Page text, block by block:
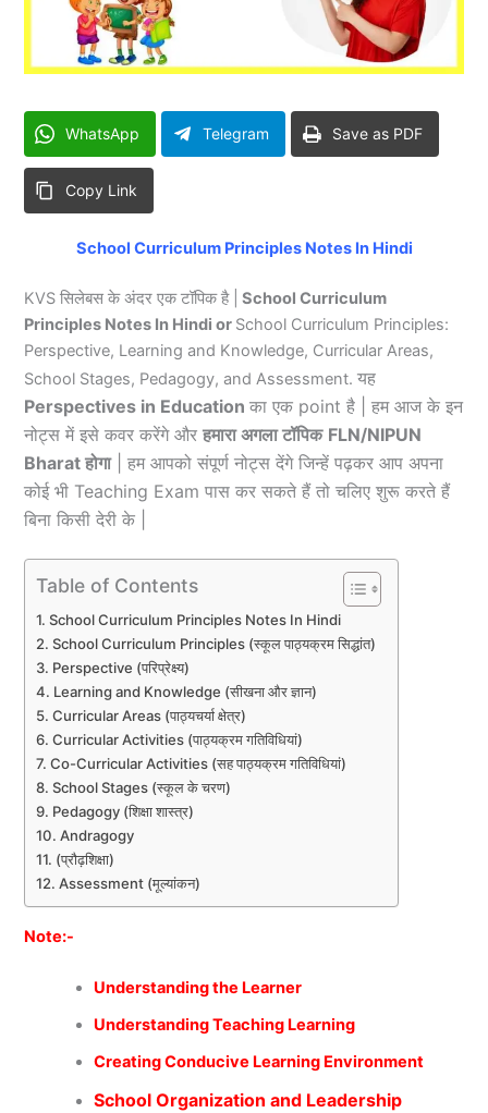
WhatsApp Telegram Save as PDF
Copy Link
School Curriculum Principles Notes In Hindi
KVS सिलेबस के अंदर एक टॉपिक है |
School Curriculum
Principles Notes In Hindi or School Curriculum Principles:
Perspective, Learning and Knowledge, Curricular Areas,
School Stages, Pedagogy, and Assessment. यह
Perspectives in Educationका एक point है | हम आज के इन
नोट्स में इसे कवर करेंगे औरहमारा अगला टॉपिक FLN/NIPUN
Bharat होगा| हम आपको संपूर्ण नोट्स देंगे जिन्हें पढ़कर आप अपना
कोई भी Teaching Exam पास कर सकते हैं तो चलिए शुरू करते हैं
बिना किसी देरी के |
Table of Contents
School Curriculum Principles Notes In Hindi
School Curriculum Principles (स्कूल पाठ्यक्रम सिद्धांत)
Perspective (परिप्रेक्ष्य)
Learning and Knowledge (सीखना और ज्ञान)
Curricular Areas (पाठ्यचर्या क्षेत्र)
Curricular Activities (पाठ्यक्रम गतिविधियां)
Co-Curricular Activities (सह पाठ्यक्रम गतिविधियां)
School Stages (स्कूल के चरण)
Pedagogy (शिक्षा शास्त्र)
Andragogy
(प्रौढ़शिक्षा)
Assessment (मूल्यांकन)
Note:-
Understanding the Learner
Understanding Teaching Learning
Creating Conducive Learning Environment
School Organization and Leadership